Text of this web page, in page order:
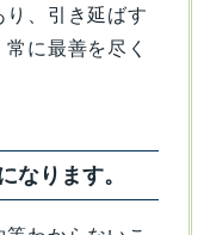
り、引き延ばす
に最善を尽く
なります。